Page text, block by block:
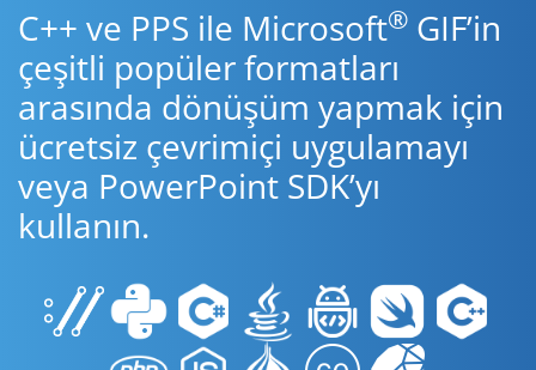
C++ ve PPS ile Microsoft® GIF’in
çeşitli popüler formatları
arasında dönüşüm yapmak için
ücretsiz çevrimiçi uygulamayı
veya PowerPoint SDK’yı
kullanın.